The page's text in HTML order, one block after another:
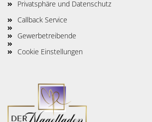
Privatsphäre und Datenschutz
Callback Service
Gewerbetreibende
Cookie Einstellungen